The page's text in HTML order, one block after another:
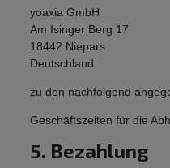
yoaxia GmbH
Am Isinger Berg 17
18442 Niepars
Deutschland
zu den nachfolgend
Geschäftszeiten für die
5. Bezahlung